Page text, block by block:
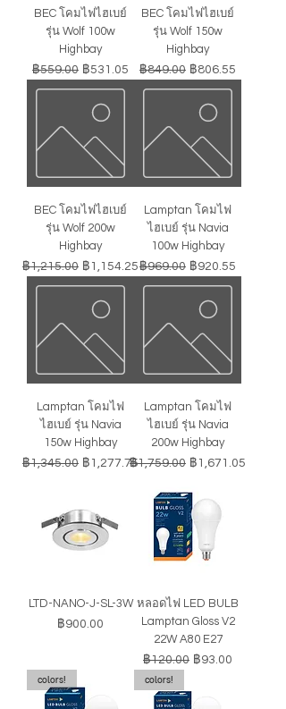
BEC โคมไฟไฮเบย์
รุ่น Wolf 100w
Highbay
ราคาปกติ
฿559.00 ราคาขายลด
฿531.05
BEC โคมไฟไฮเบย์
รุ่น Wolf 150w
Highbay
ราคาปกติ
฿849.00 ราคาขายลด
฿806.55
BEC โคมไฟไฮเบย์
รุ่น Wolf 200w
Highbay
ราคาปกติ
฿1,215.00 ราคาขายลด
฿1,154.25
Lamptan โคมไฟ
ไฮเบย์ รุ่น Navia
100w Highbay
ราคาปกติ
฿969.00 ราคาขายลด
฿920.55
Lamptan โคมไฟ
ไฮเบย์ รุ่น Navia
150w Highbay
ราคาปกติ
฿1,345.00 ราคาขายลด
฿1,277.75
Lamptan โคมไฟ
ไฮเบย์ รุ่น Navia
200w Highbay
ราคาปกติ
฿1,759.00 ราคาขายลด
฿1,671.05
LTD-NANO-J-SL-3W
ราคา
฿900.00
หลอดไฟ LED BULB
Lamptan Gloss V2
22W A80 E27
ราคาปกติ
฿120.00 ราคาขายลด
฿93.00
colors!
colors!